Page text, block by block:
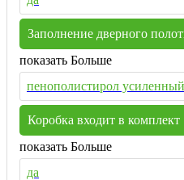
Заполнение дверного
показать Больше
пенополистирол
Коробка входит в комплект
показать Больше
да